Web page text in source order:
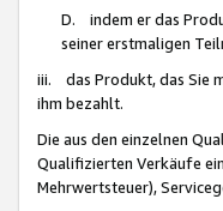
D. indem er das
seiner erstmaligen
iii. das Produkt, das Sie
ihm bezahlt.
Die aus den einzelnen
Qualifizierten Verkäufe
Mehrwertsteuer),